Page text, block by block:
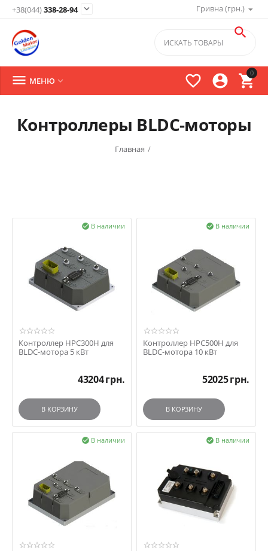
Гривна (грн.)
+38(044)338-28-94 
0




 МЕНЮ 
Контроллеры BLDC-моторы
Главная /
В наличии

Контроллер HPC300H для
BLDC-мотора 5 кВт
43204грн.
В КОРЗИНУ
В наличии

Контроллер HPC500H для
BLDC-мотора 10 кВт
52025грн.
В КОРЗИНУ
В наличии
 В наличии
